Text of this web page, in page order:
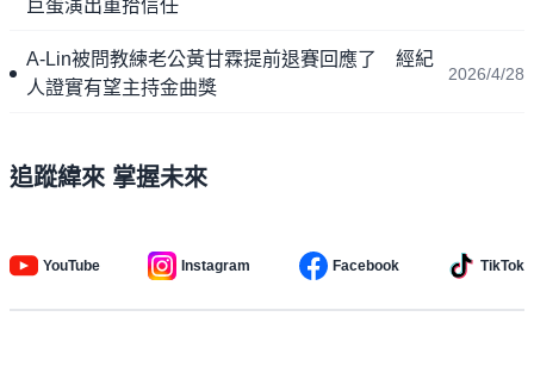
巨蛋演出重拾信任
A-Lin被問教練老公黃甘霖提前退賽回應了 經紀
人證實有望主持金曲獎
2026/4/28
追蹤緯來 掌握未來
YouTube Instagram Facebook TikTok